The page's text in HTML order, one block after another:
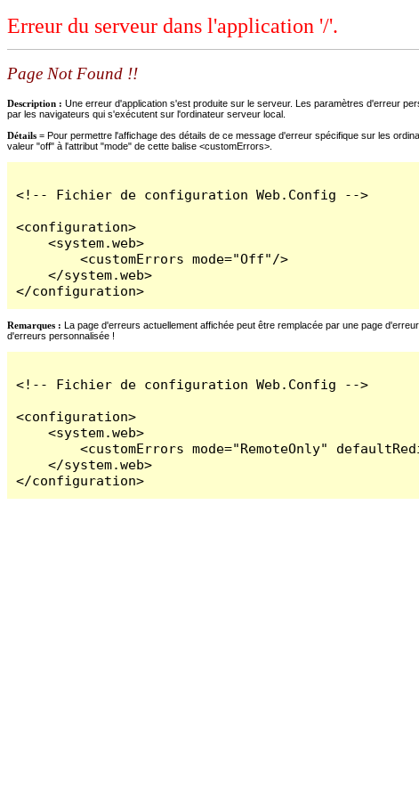
Erreur du serveur dans l'application '/'.
Page Not Found !!
Description : Une erreur d'application s'est produite sur le serveur. Les paramètres d'erreur
par les navigateurs qui s'exécutent sur l'ordinateur serveur local.
Détails = Pour permettre l'affichage des détails de ce message d'erreur spécifique sur les
valeur "off" à l'attribut "mode" de cette balise <customErrors>.
<!-- Fichier de configuration Web.Config -->
<configuration>
    <system.web>
        <customErrors mode="Off"/>
    </system.web>
</configuration>
Remarques : La page d'erreurs actuellement affichée peut être remplacée par une page
d'erreurs personnalisée !
<!-- Fichier de configuration Web.Config -->
<configuration>
    <system.web>
<customErrors mode="RemoteOnly"
    </system.web>
</configuration>